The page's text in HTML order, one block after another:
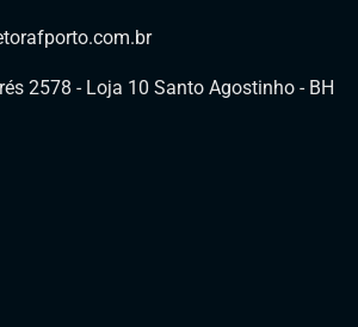
2578 - Loja 10 Santo Agostinho - BH